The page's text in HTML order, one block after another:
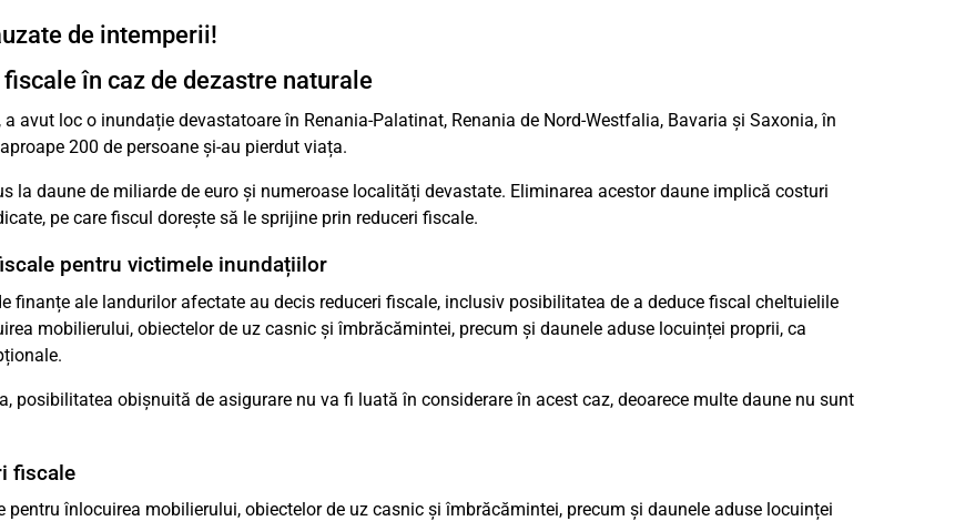
de intemperii!
în caz de dezastre naturale
a avut loc o inundație devastatoare în Renania-Palatinat, Renania de Nord-Westfalia, Bavaria și Saxonia, în
200 de persoane și-au pierdut viața.
la daune de miliarde de euro și numeroase localități devastate. Eliminarea acestor daune implică costuri
pe care fiscul dorește să le sprijine prin reduceri fiscale.
pentru victimele inundațiilor
finanțe ale landurilor afectate au decis reduceri fiscale, inclusiv posibilitatea de a deduce fiscal cheltuielile
mobilierului, obiectelor de uz casnic și îmbrăcămintei, precum și daunele aduse locuinței proprii, ca
posibilitatea obișnuită de asigurare nu va fi luată în considerare în acest caz, deoarece multe daune nu sunt
fiscale
pentru înlocuirea mobilierului, obiectelor de uz casnic și îmbrăcămintei, precum și daunele aduse locuinței